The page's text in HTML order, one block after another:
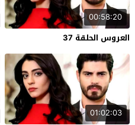
00:58:20
العروس الحلقة 37
01:02:03